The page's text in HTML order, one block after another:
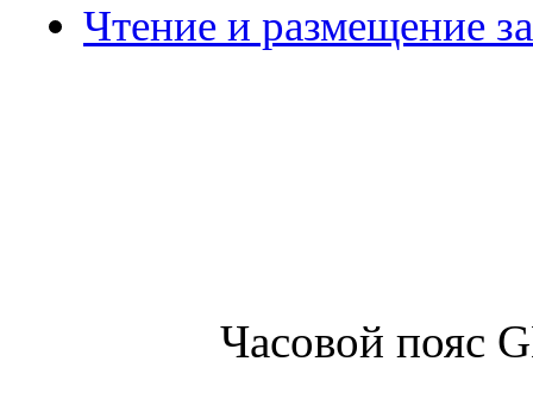
Чтение и размещение
Часовой пояс